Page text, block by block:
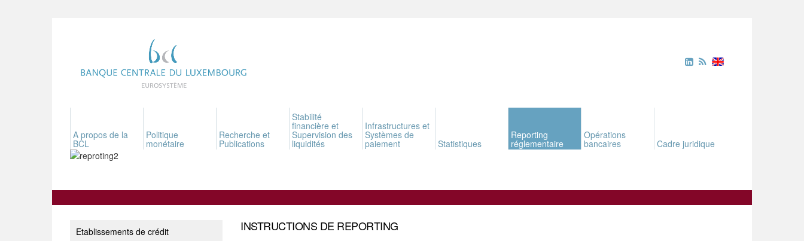
A propos de la
BCL
Politique
monétaire
Recherche et
Publications
Stabilité
financière et
Supervision des
liquidités
Infrastructures et
Systèmes de
paiement Statistiques
Reporting
réglementaire
Opérations
bancaires Cadre juridique
Etablissements de crédit
INSTRUCTIONS DE REPORTING